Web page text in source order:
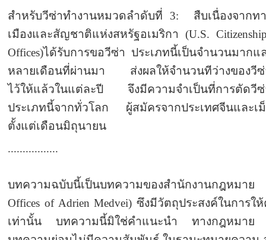
สำหรับวีซ่าทำงานหมวดลำดับที่ 3: สืบเนื่องจากทา
เมืองและสัญชาติแห่งสหรัฐอเมริกา (U.S.
Offices)ได้รับการขอวีซ่า ประเภทนี้เป็นจำนวนมาก
หลายเดือนที่ผ่านมา ส่งผลให้จำนวนทีว่างของวีซ่
ไว้ให้แล้วในแต่ละปี จึงมีความจำเป็นที่การตัดวีซ่
ประเภทนี้จากทั่วโลก ผู้สมัครจากประเทศจีนแ
ตั้งแต่เดือนมิถุนายน
.................
บทความฉบับนี้เป็นบทความของสำนักงานกฎหมาย
Offices of Adrien Medvei) ซึงมีวัตถุประสงค์ในการ
เท่านั้น บทความนี้มิใช่คำแนะนำ ทางกฎหมาย